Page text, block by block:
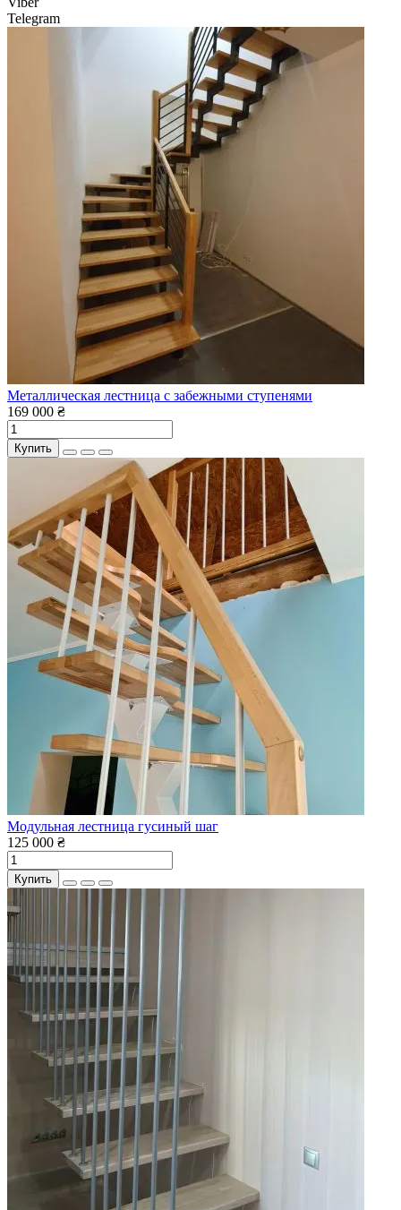
Telegram
Металлическая лестница с забежными ступенями
169 000 ₴
Купить
Модульная лестница гусиный шаг
125 000 ₴
Купить